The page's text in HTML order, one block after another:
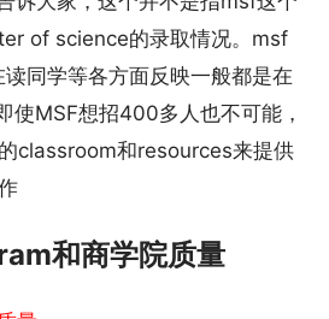
of science的录取情况。msf
同学等各方面反映一般都是在
使MSF想招400多人也不可能，
classroom和resources来提供
和商学院质量